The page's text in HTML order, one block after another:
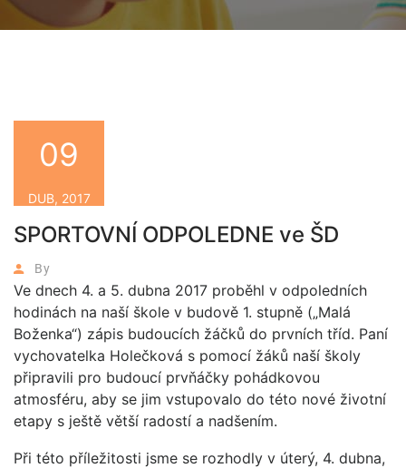
SPORTOVNÍ ODPOLEDNE ve ŠD
By
09
DUB, 2017
Ve dnech 4. a 5. dubna 2017 proběhl v odpoledních
hodinách na naší škole v budově 1. stupně („Malá
Boženka“) zápis budoucích žáčků do prvních tříd. Paní
vychovatelka Holečková s pomocí žáků naší školy
připravili pro budoucí prvňáčky pohádkovou
atmosféru, aby se jim vstupovalo do této nové životní
etapy s ještě větší radostí a nadšením.
Při této příležitosti jsme se rozhodly v úterý, 4. dubna,